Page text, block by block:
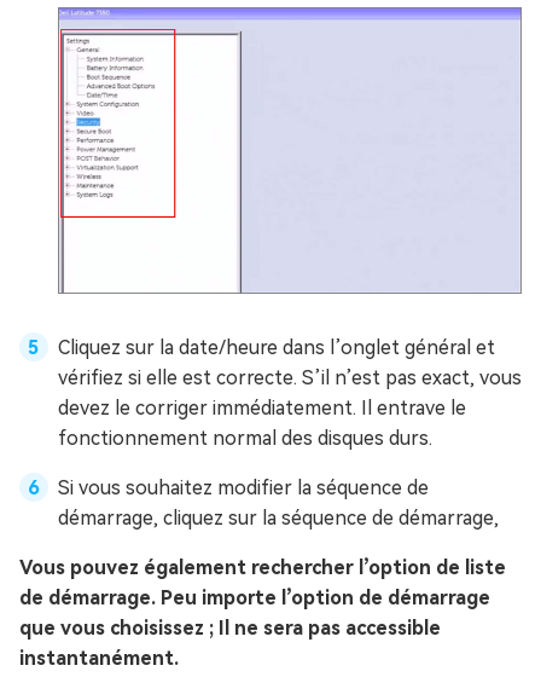
Cliquez sur la date/heure dans l’onglet général et
vérifiez si elle est correcte. S’il n’est pas exact, vous
devez le corriger immédiatement. Il entrave le
fonctionnement normal des disques durs.
Si vous souhaitez modifier la séquence de
démarrage, cliquez sur la séquence de démarrage,
Vous pouvez également rechercher l’option de liste
de démarrage. Peu importe l’option de démarrage
que vous choisissez ; Il ne sera pas accessible
instantanément.